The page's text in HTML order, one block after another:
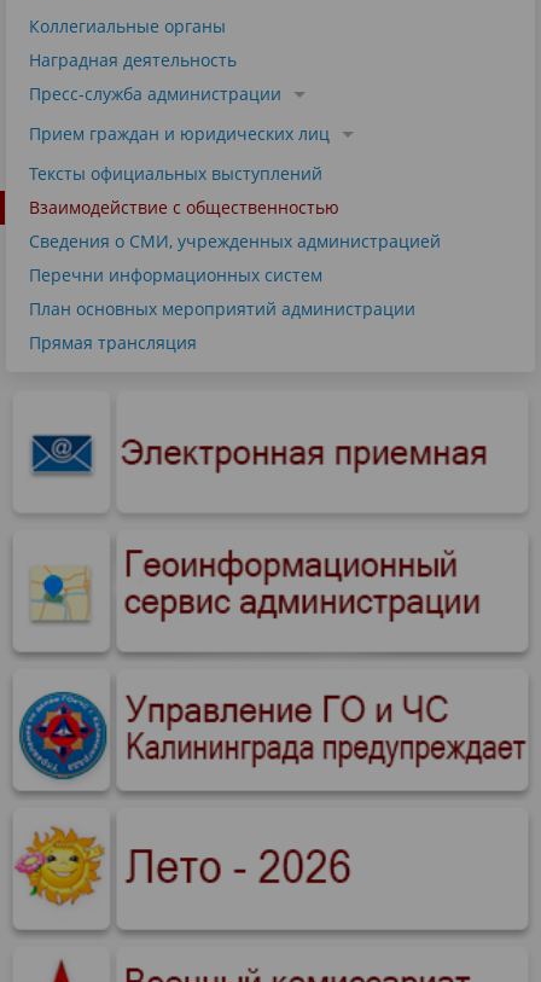
Коллегиальные органы
Наградная деятельность
Пресс-служба администрации
Прием граждан и юридических лиц
Тексты официальных выступлений
Взаимодействие с общественностью
Сведения о СМИ, учрежденных администрацией
Перечни информационных систем
План основных мероприятий администрации
Прямая трансляция